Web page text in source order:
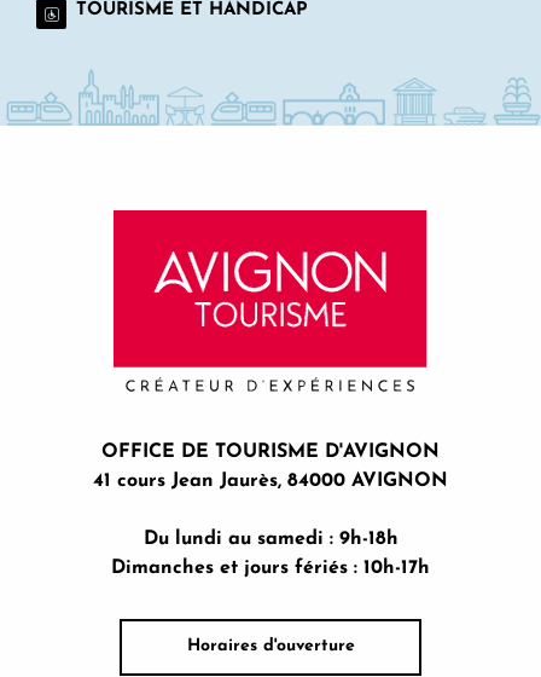
TOURISME ET HANDICAP
OFFICE DE TOURISME D'AVIGNON
41 cours Jean Jaurès, 84000 AVIGNON
Du lundi au samedi : 9h-18h
Dimanches et jours fériés : 10h-17h
Horaires d'ouverture